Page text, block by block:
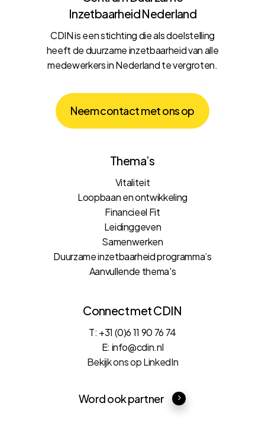
Inzetbaarheid Nederland
CDIN is een stichting die als doelstelling
heeft de duurzame inzetbaarheid van alle
medewerkers in Nederland te vergroten.
Neemcontactmetonsop
Thema’s
Vitaliteit
Loopbaan en ontwikkeling
Financieel Fit
Leidinggeven
Samenwerken
Duurzame inzetbaarheid programma’s
Aanvullende thema's
Connect met CDIN
T: +31 (0)6 11 90 76 74
E: info@cdin.nl
Bekijk ons op LinkedIn
Word ook partner